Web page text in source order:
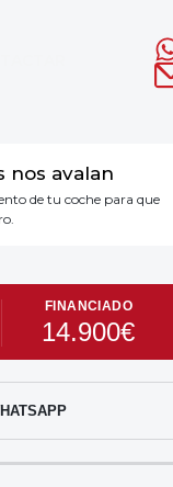
nos avalan
de tu coche para que
14.900€